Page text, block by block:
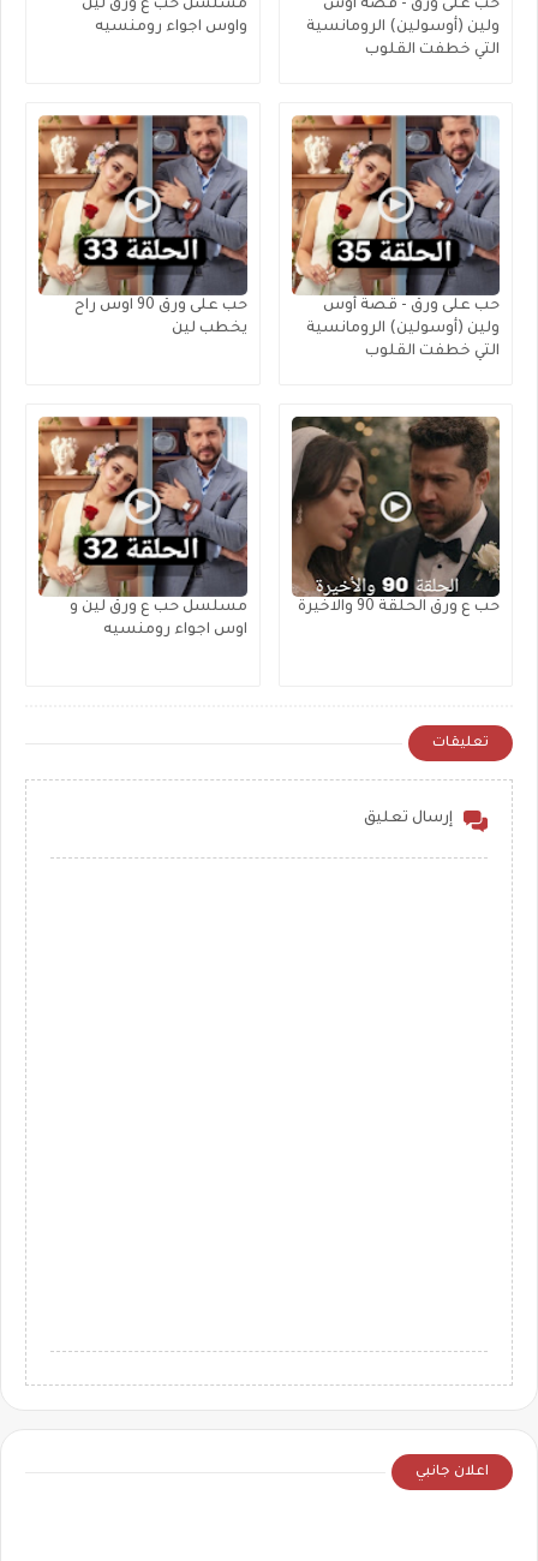
حب على ورق - قصة أوس
ولين (أوسولين) الرومانسية
التي خطفت القلوب
مسلسل حب ع ورق لين
واوس اجواء رومنسيه
حب على ورق - قصة أوس
ولين (أوسولين) الرومانسية
التي خطفت القلوب
حب على ورق 90 اوس راح
يخطب لين
حب ع ورق الحلقة 90 والاخيرة
مسلسل حب ع ورق لين و
اوس اجواء رومنسيه
تعليقات
إرسال تعليق
اعلان جانبي